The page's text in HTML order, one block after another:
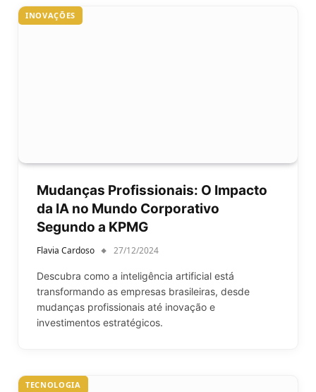
INOVAÇÕES
Mudanças Profissionais: O Impacto
da IA no Mundo Corporativo
Segundo a KPMG
Flavia Cardoso 27/12/2024
Descubra como a inteligência artificial está
transformando as empresas brasileiras, desde
mudanças profissionais até inovação e
investimentos estratégicos.
TECNOLOGIA